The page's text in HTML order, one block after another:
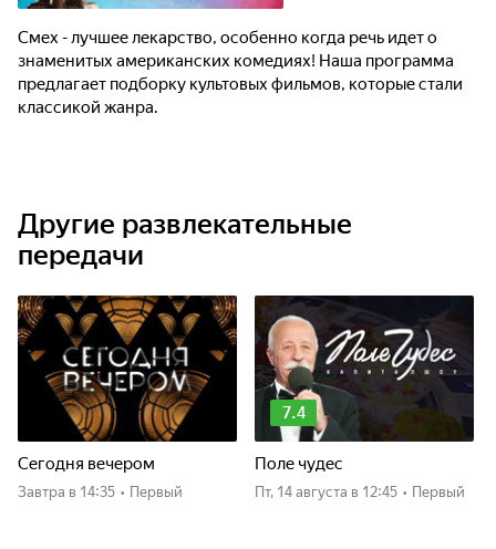
Смех - лучшее лекарство, особенно когда речь идет о
знаменитых американских комедиях! Наша программа
предлагает подборку культовых фильмов, которые стали
классикой жанра.
Другие развлекательные
передачи
Сегодня вечером
Завтра в 14:35 • Первый
7.4
Поле чудес
пт, 14 августа в 12:45 • Первый